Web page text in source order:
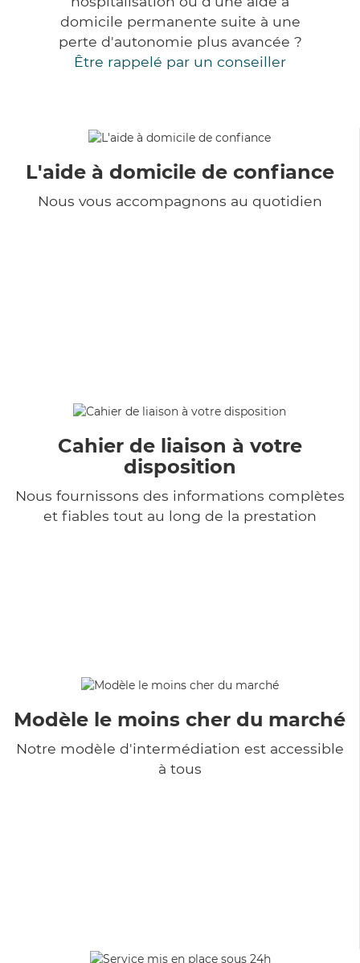
domicile permanente suite à une
perte d'autonomie plus avancée ?
Être rappelé par un conseiller
L'aide à domicile de confiance
Nous vous accompagnons au quotidien
Cahier de liaison à votre
disposition
Nous fournissons des informations complètes
et fiables tout au long de la prestation
Modèle le moins cher du marché
Notre modèle d'intermédiation est accessible
à tous